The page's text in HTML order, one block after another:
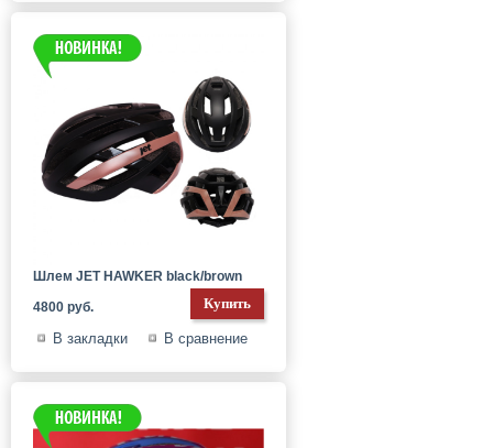
Шлем JET HAWKER black/brown
4800 руб.
В закладки В сравнение